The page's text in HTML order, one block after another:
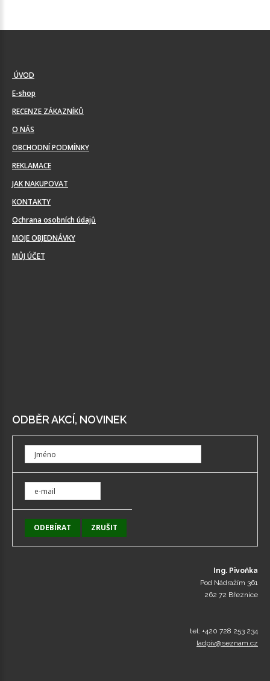
ÚVOD
E-shop
RECENZE ZÁKAZNÍKŮ
O NÁS
OBCHODNÍ PODMÍNKY
REKLAMACE
JAK NAKUPOVAT
KONTAKTY
Ochrana osobních údajů
MOJE OBJEDNÁVKY
MŮJ ÚČET
ODBĚR AKCÍ, NOVINEK
Ing. Pivoňka
Pod Nádražím 361
262 72 Březnice
tel: +420 728 253 234
ladpiv@seznam.cz